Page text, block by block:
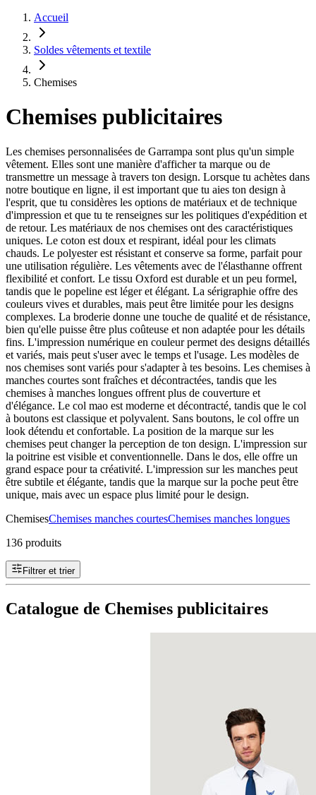
Accueil
Soldes vêtements et textile
Chemises
Chemises publicitaires
Les chemises personnalisées de Garrampa sont plus qu'un simple
vêtement. Elles sont une manière d'afficher ta marque ou de
transmettre un message à travers ton design. Lorsque tu achètes dans
notre boutique en ligne, il est important que tu aies ton design à
l'esprit, que tu considères les options de matériaux et de technique
d'impression et que tu te renseignes sur les politiques d'expédition et
de retour. Les matériaux de nos chemises ont des caractéristiques
uniques. Le coton est doux et respirant, idéal pour les climats
chauds. Le polyester est résistant et conserve sa forme, parfait pour
une utilisation régulière. Les vêtements avec de l'élasthanne offrent
flexibilité et confort. Le tissu Oxford est durable et un peu formel,
tandis que le popeline est léger et élégant. La sérigraphie offre des
couleurs vives et durables, mais peut être limitée pour les designs
complexes. La broderie donne une touche de qualité et de résistance,
bien qu'elle puisse être plus coûteuse et non adaptée pour les détails
fins. L'impression numérique en couleur permet des designs détaillés
et variés, mais peut s'user avec le temps et l'usage. Les modèles de
nos chemises sont variés pour s'adapter à tes besoins. Les chemises à
manches courtes sont fraîches et décontractées, tandis que les
chemises à manches longues offrent plus de couverture et
d'élégance. Le col mao est moderne et décontracté, tandis que le col
à boutons est classique et polyvalent. Sans boutons, le col offre un
look détendu et confortable. La position de la marque sur les
chemises peut changer la perception de ton design. L'impression sur
la poitrine est visible et conventionnelle. Dans le dos, elle offre un
grand espace pour ta créativité. L'impression sur les manches peut
être subtile et élégante, tandis que la marque sur la poche peut être
unique, mais avec un espace plus limité pour le design.
ChemisesChemises manches courtesChemises manches longues
136 produits
Filtrer et trier
Catalogue de Chemises publicitaires